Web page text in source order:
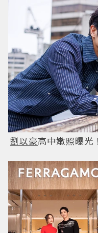
劉以豪高中嫩照曝光